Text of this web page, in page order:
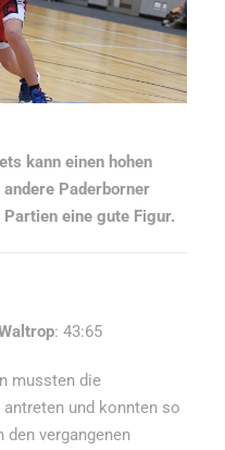
kann einen hohen
Paderborner
eine gute Figur.
: 43:65
mussten die
und konnten so
den vergangenen